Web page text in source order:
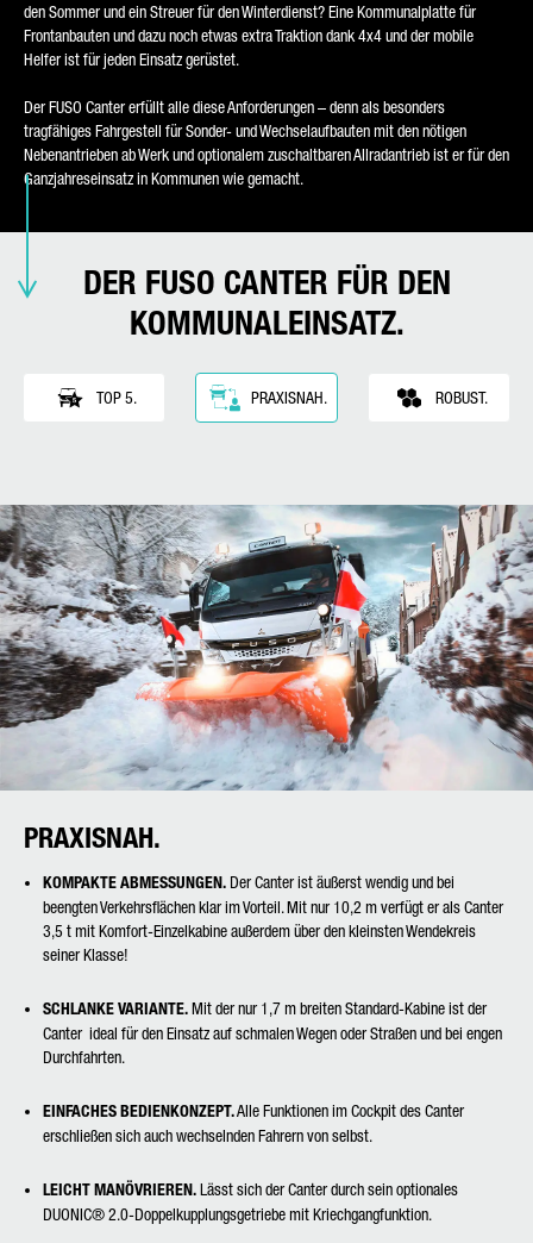
den Sommer und ein Streuer für den Winterdienst? Eine Kommunalplatte für
Frontanbauten und dazu noch etwas extra Traktion dank 4x4 und der mobile
Helfer ist für jeden Einsatz gerüstet.
Der FUSO Canter erfüllt alle diese Anforderungen – denn als besonders
tragfähiges Fahrgestell für Sonder- und Wechselaufbauten mit den nötigen
Nebenantrieben ab Werk und optionalem zuschaltbaren Allradantrieb ist er für den
Ganzjahreseinsatz in Kommunen wie gemacht.
Zustimmung nur zum Zwecke der Abwicklung Ihrer Anfrage
verarbeiten, speichern und nutzen. Weitere Details zur
Verarbeitung Ihrer personenbezogenen Daten durch die
Daimler Truck AG sowie detaillierte Hinweise zu Ihren Rechten
Friendly Captcha
DER FUSO CANTER FÜR DEN
KOMMUNALEINSATZ.
TOP 5. PRAXISNAH. ROBUST.
PRAXISNAH.
KOMPAKTE ABMESSUNGEN. Der Canter ist äußerst wendig und bei
beengten Verkehrsflächen klar im Vorteil. Mit nur 10,2 m verfügt er als Canter
3,5 t mit Komfort-Einzelkabine außerdem über den kleinsten Wendekreis
seiner Klasse!
SCHLANKE VARIANTE.Mit der nur 1,7 m breiten Standard-Kabine ist der
Canter ideal für den Einsatz auf schmalen Wegen oder Straßen und bei engen
Durchfahrten.
EINFACHES BEDIENKONZEPT.Alle Funktionen im Cockpit des Canter
erschließen sich auch wechselnden Fahrern von selbst.
LEICHT MANÖVRIEREN.Lässt sich der Canter durch sein optionales
DUONIC® 2.0-Doppelkupplungsgetriebe mit Kriechgangfunktion.